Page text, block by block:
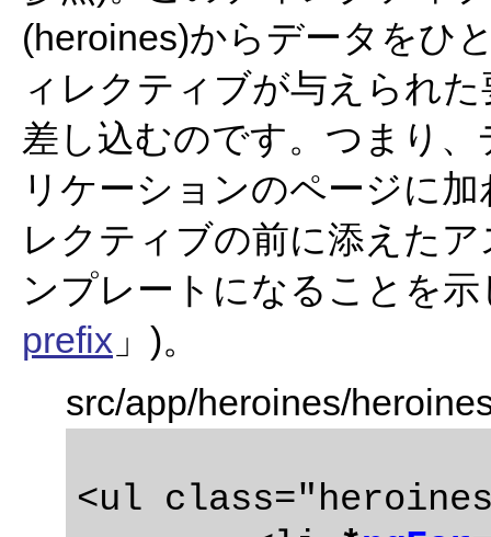
(heroines)からデータをひ
ィレクティブが与えられた
差し込むのです。つまり
リケーションのページに
レクティブの前に添えた
ンプレートになることを
prefix 」)。
src/app/heroines/
<ul